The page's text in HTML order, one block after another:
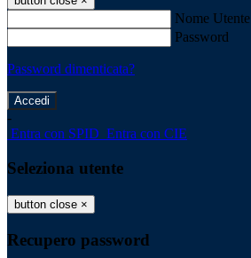
Nome Utente
Password
Password dimenticata?
-
Entra con SPID Entra con CIE
Seleziona utente
button close ×
Recupero password